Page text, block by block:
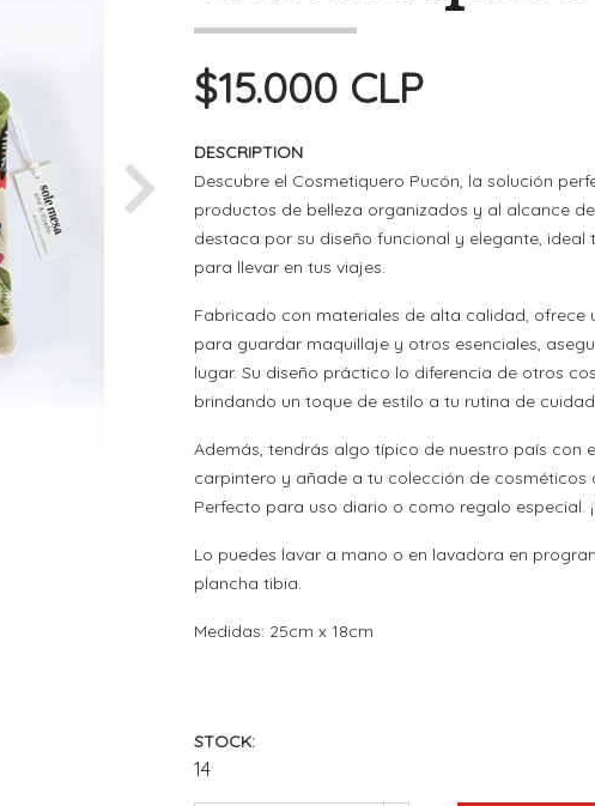
Next
$15.000 CLP
DESCRIPTION
Descubre el Cosmetiquero Pucón, la solución
productos de belleza organizados y al alcance
destaca por su diseño funcional y elegante,
para llevar en tus viajes.
Fabricado con materiales de alta calidad, ofrece
para guardar maquillaje y otros esenciales,
lugar. Su diseño práctico lo diferencia de otros
brindando un toque de estilo a tu rutina de
Además, tendrás algo típico de nuestro país con
carpintero y añade a tu colección de cosméticos
Perfecto para uso diario o como regalo especial.
Lo puedes lavar a mano o en lavadora en
plancha tibia.
Medidas: 25cm x 18cm
STOCK:
14